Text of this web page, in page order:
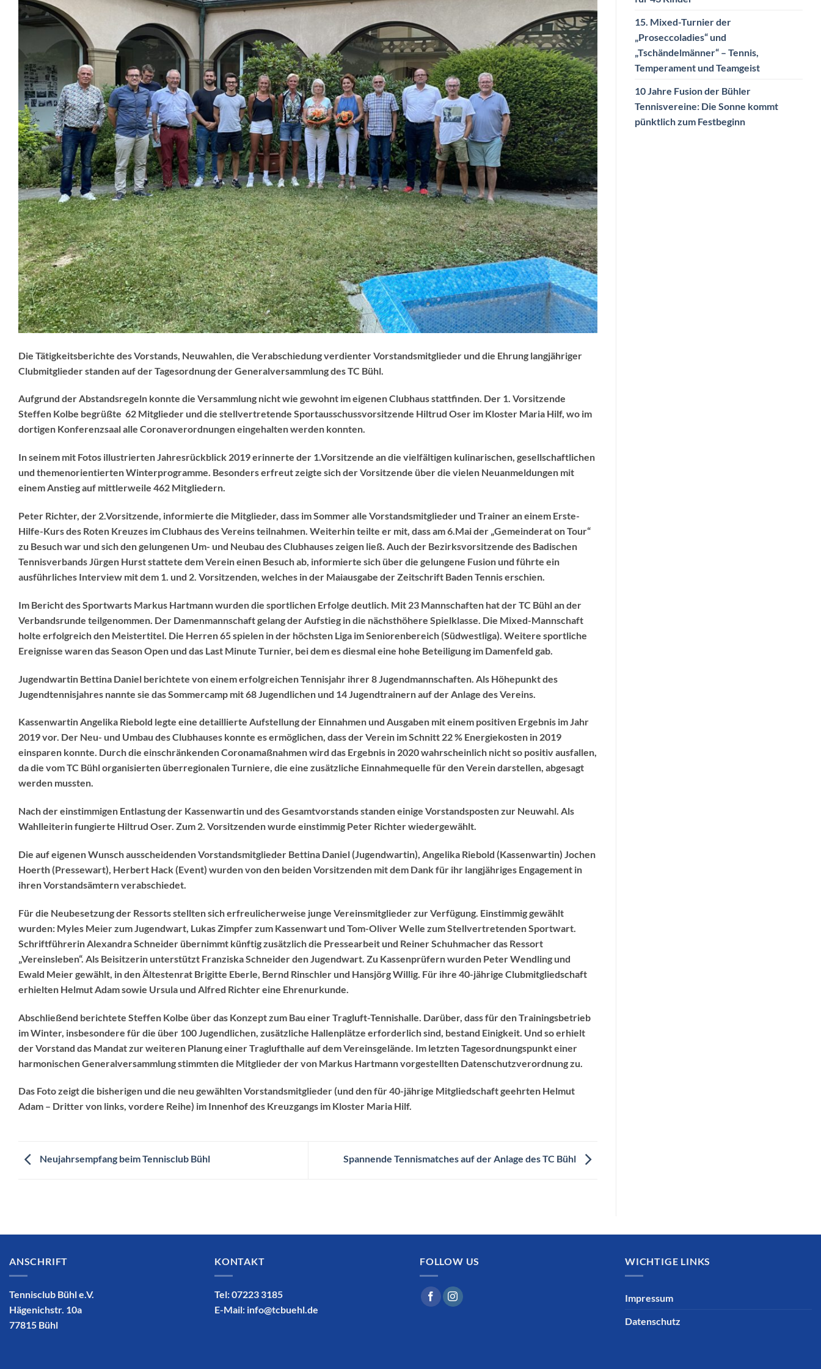
Die Tätigkeitsberichte des Vorstands, Neuwahlen, die Verabschiedung verdienter Vorstandsmitglieder und die Ehrung langjähriger
Clubmitglieder standen auf der Tagesordnung der Generalversammlung des TC Bühl.
Aufgrund der Abstandsregeln konnte die Versammlung nicht wie gewohnt im eigenen Clubhaus stattfinden. Der 1. Vorsitzende
Steffen Kolbe begrüßte 62 Mitglieder und die stellvertretende Sportausschussvorsitzende Hiltrud Oser im Kloster Maria Hilf, wo im
dortigen Konferenzsaal alle Coronaverordnungen eingehalten werden konnten.
In seinem mit Fotos illustrierten Jahresrückblick 2019 erinnerte der 1.Vorsitzende an die vielfältigen kulinarischen, gesellschaftlichen
und themenorientierten Winterprogramme. Besonders erfreut zeigte sich der Vorsitzende über die vielen Neuanmeldungen mit
einem Anstieg auf mittlerweile 462 Mitgliedern.
Peter Richter, der 2.Vorsitzende, informierte die Mitglieder, dass im Sommer alle Vorstandsmitglieder und Trainer an einem Erste-
Hilfe-Kurs des Roten Kreuzes im Clubhaus des Vereins teilnahmen. Weiterhin teilte er mit, dass am 6.Mai der „Gemeinderat on Tour“
zu Besuch war und sich den gelungenen Um- und Neubau des Clubhauses zeigen ließ. Auch der Bezirksvorsitzende des Badischen
Tennisverbands Jürgen Hurst stattete dem Verein einen Besuch ab, informierte sich über die gelungene Fusion und führte ein
ausführliches Interview mit dem 1. und 2. Vorsitzenden, welches in der Maiausgabe der Zeitschrift Baden Tennis erschien.
Im Bericht des Sportwarts Markus Hartmann wurden die sportlichen Erfolge deutlich. Mit 23 Mannschaften hat der TC Bühl an der
Verbandsrunde teilgenommen. Der Damenmannschaft gelang der Aufstieg in die nächsthöhere Spielklasse. Die Mixed-Mannschaft
holte erfolgreich den Meistertitel. Die Herren 65 spielen in der höchsten Liga im Seniorenbereich (Südwestliga). Weitere sportliche
Ereignisse waren das Season Open und das Last Minute Turnier, bei dem es diesmal eine hohe Beteiligung im Damenfeld gab.
Jugendwartin Bettina Daniel berichtete von einem erfolgreichen Tennisjahr ihrer 8 Jugendmannschaften. Als Höhepunkt des
Jugendtennisjahres nannte sie das Sommercamp mit 68 Jugendlichen und 14 Jugendtrainern auf der Anlage des Vereins.
Kassenwartin Angelika Riebold legte eine detaillierte Aufstellung der Einnahmen und Ausgaben mit einem positiven Ergebnis im Jahr
2019 vor. Der Neu- und Umbau des Clubhauses konnte es ermöglichen, dass der Verein im Schnitt 22 % Energiekosten in 2019
einsparen konnte. Durch die einschränkenden Coronamaßnahmen wird das Ergebnis in 2020 wahrscheinlich nicht so positiv ausfallen,
da die vom TC Bühl organisierten überregionalen Turniere, die eine zusätzliche Einnahmequelle für den Verein darstellen, abgesagt
werden mussten.
Nach der einstimmigen Entlastung der Kassenwartin und des Gesamtvorstands standen einige Vorstandsposten zur Neuwahl. Als
Wahlleiterin fungierte Hiltrud Oser. Zum 2. Vorsitzenden wurde einstimmig Peter Richter wiedergewählt.
Die auf eigenen Wunsch ausscheidenden Vorstandsmitglieder Bettina Daniel (Jugendwartin), Angelika Riebold (Kassenwartin) Jochen
Hoerth (Pressewart), Herbert Hack (Event) wurden von den beiden Vorsitzenden mit dem Dank für ihr langjähriges Engagement in
ihren Vorstandsämtern verabschiedet.
Für die Neubesetzung der Ressorts stellten sich erfreulicherweise junge Vereinsmitglieder zur Verfügung. Einstimmig gewählt
wurden: Myles Meier zum Jugendwart, Lukas Zimpfer zum Kassenwart und Tom-Oliver Welle zum Stellvertretenden Sportwart.
Schriftführerin Alexandra Schneider übernimmt künftig zusätzlich die Pressearbeit und Reiner Schuhmacher das Ressort
„Vereinsleben“. Als Beisitzerin unterstützt Franziska Schneider den Jugendwart. Zu Kassenprüfern wurden Peter Wendling und
Ewald Meier gewählt, in den Ältestenrat Brigitte Eberle, Bernd Rinschler und Hansjörg Willig. Für ihre 40-jährige Clubmitgliedschaft
erhielten Helmut Adam sowie Ursula und Alfred Richter eine Ehrenurkunde.
Abschließend berichtete Steffen Kolbe über das Konzept zum Bau einer Tragluft-Tennishalle. Darüber, dass für den Trainingsbetrieb
im Winter, insbesondere für die über 100 Jugendlichen, zusätzliche Hallenplätze erforderlich sind, bestand Einigkeit. Und so erhielt
der Vorstand das Mandat zur weiteren Planung einer Traglufthalle auf dem Vereinsgelände. Im letzten Tagesordnungspunkt einer
harmonischen Generalversammlung stimmten die Mitglieder der von Markus Hartmann vorgestellten Datenschutzverordnung zu.
Das Foto zeigt die bisherigen und die neu gewählten Vorstandsmitglieder (und den für 40-jährige Mitgliedschaft geehrten Helmut
Adam – Dritter von links, vordere Reihe) im Innenhof des Kreuzgangs im Kloster Maria Hilf.
Neujahrsempfang beim Tennisclub Bühl Spannende Tennismatches auf der Anlage des TC Bühl
15. Mixed-Turnier der
„Proseccoladies“ und
„Tschändelmänner“ – Tennis,
Temperament und Teamgeist
10 Jahre Fusion der Bühler
Tennisvereine: Die Sonne kommt
pünktlich zum Festbeginn
ANSCHRIFT
Tennisclub Bühl e.V.
Hägenichstr. 10a
77815 Bühl
KONTAKT
Tel: 07223 3185
E-Mail: info@tcbuehl.de
FOLLOW US WICHTIGE LINKS
Impressum
Datenschutz